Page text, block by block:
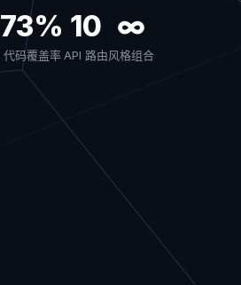
73%
代码覆盖率
10
API 路由
∞
风格组合